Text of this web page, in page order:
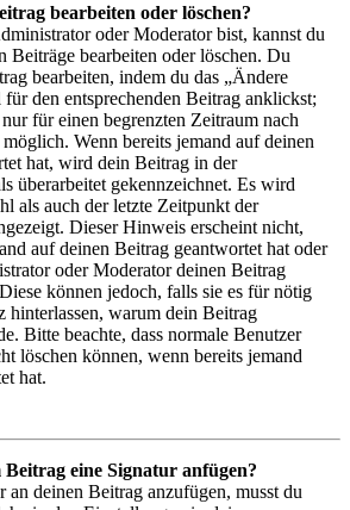
bearbeiten oder löschen?
oder Moderator bist, kannst du
Beiträge bearbeiten oder löschen. Du
bearbeiten, indem du das „Ändere
den entsprechenden Beitrag anklickst;
für einen begrenzten Zeitraum nach
Wenn bereits jemand auf deinen
hat, wird dein Beitrag in der
überarbeitet gekennzeichnet. Es wird
als auch der letzte Zeitpunkt der
Dieser Hinweis erscheint nicht,
auf deinen Beitrag geantwortet hat oder
oder Moderator deinen Beitrag
können jedoch, falls sie es für nötig
hinterlassen, warum dein Beitrag
Bitte beachte, dass normale Benutzer
löschen können, wenn bereits jemand
hat.
eine Signatur anfügen?
an deinen Beitrag anzufügen, musst du